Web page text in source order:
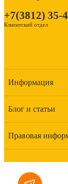
Информация
Блог и статьи
Правовая
+7(3812) 35-
Клиентский отдел